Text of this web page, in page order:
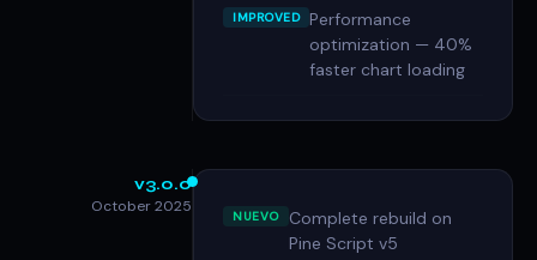
IMPROVED
Performance
optimization — 40%
faster chart loading
v3.0.0
October 2025
NUEVO
Complete rebuild on
Pine Script v5